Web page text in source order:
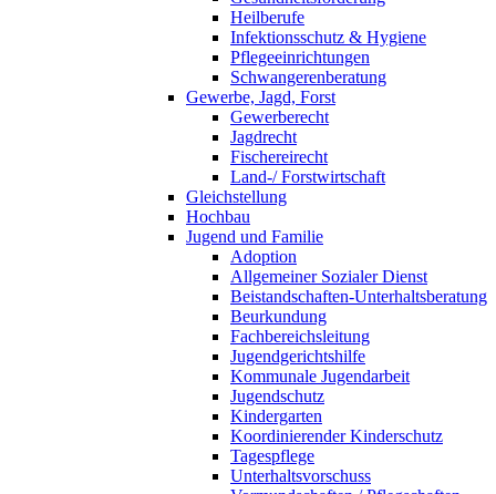
Heilberufe
Infektionsschutz & Hygiene
Pflegeeinrichtungen
Schwangerenberatung
Gewerbe, Jagd, Forst
Gewerberecht
Jagdrecht
Fischereirecht
Land-/ Forstwirtschaft
Gleichstellung
Hochbau
Jugend und Familie
Adoption
Allgemeiner Sozialer Dienst
Beistandschaften-Unterhaltsberatung
Beurkundung
Fachbereichsleitung
Jugendgerichtshilfe
Kommunale Jugendarbeit
Jugendschutz
Kindergarten
Koordinierender Kinderschutz
Tagespflege
Unterhaltsvorschuss